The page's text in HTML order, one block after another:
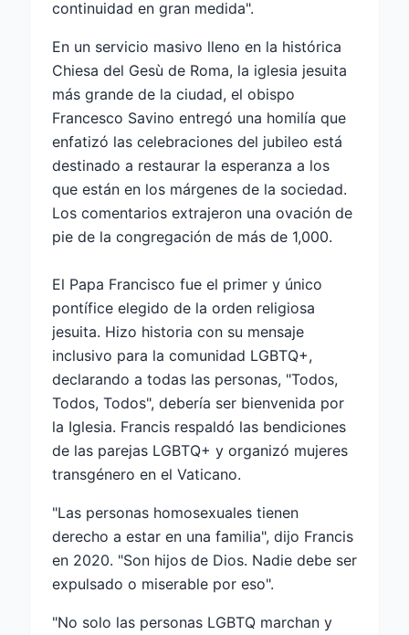
continuidad en gran medida".
En un servicio masivo lleno en la histórica
Chiesa del Gesù de Roma, la iglesia jesuita
más grande de la ciudad, el obispo
Francesco Savino entregó una homilía que
enfatizó las celebraciones del jubileo está
destinado a restaurar la esperanza a los
que están en los márgenes de la sociedad.
Los comentarios extrajeron una ovación de
pie de la congregación de más de 1,000.
El Papa Francisco fue el primer y único
pontífice elegido de la orden religiosa
jesuita. Hizo historia con su mensaje
inclusivo para la comunidad LGBTQ+,
declarando a todas las personas, "Todos,
Todos, Todos", debería ser bienvenida por
la Iglesia. Francis respaldó las bendiciones
de las parejas LGBTQ+ y organizó mujeres
transgénero en el Vaticano.
"Las personas homosexuales tienen
derecho a estar en una familia", dijo Francis
en 2020. "Son hijos de Dios. Nadie debe ser
expulsado o miserable por eso".
"No solo las personas LGBTQ marchan y